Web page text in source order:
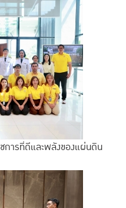
ารที่ดีและพลังของแผ่นดิน